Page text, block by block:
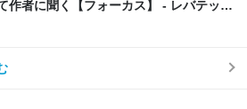
作者に聞く【フォーカス】 - レバテック